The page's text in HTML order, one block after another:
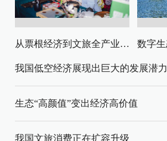
从票根经济到文旅全产业链升级
我国低空经济展现出巨大的发展潜力
生态“高颜值”变出经济高价值
我国文旅消费正在扩容升级